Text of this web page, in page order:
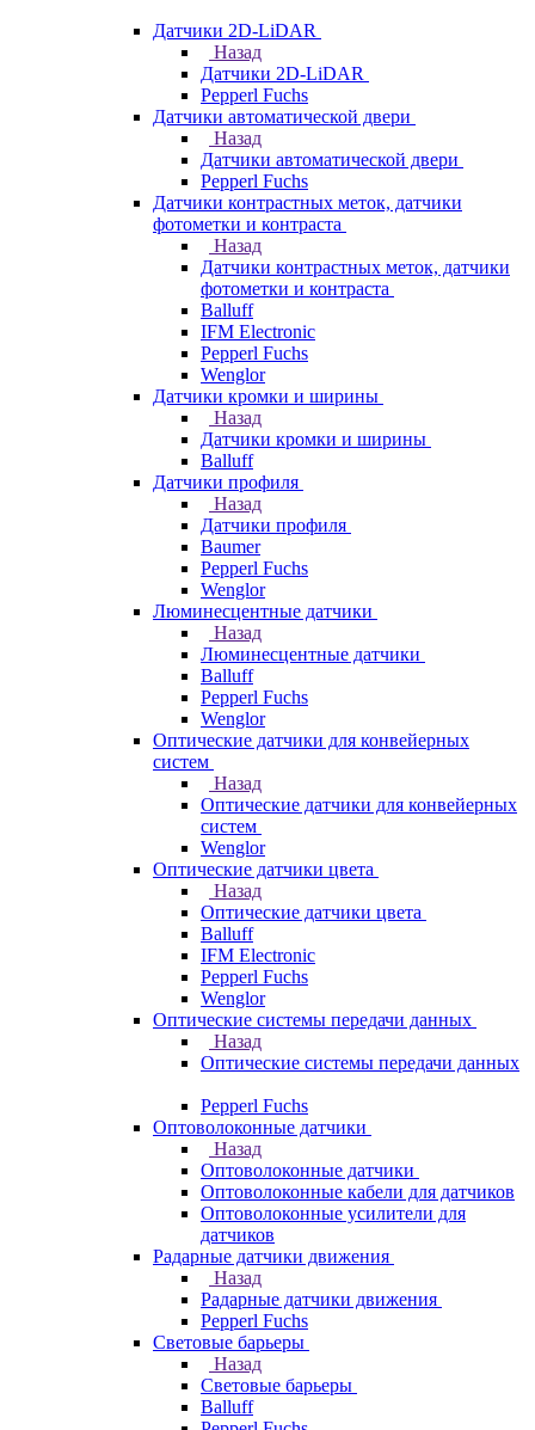
Датчики 2D-LiDAR
Назад
Датчики 2D-LiDAR
Pepperl Fuchs
Датчики автоматической двери
Назад
Датчики автоматической двери
Pepperl Fuchs
Датчики контрастных меток, датчики
фотометки и контраста
Назад
Датчики контрастных меток, датчики
фотометки и контраста
Balluff
IFM Electronic
Pepperl Fuchs
Wenglor
Датчики кромки и ширины
Назад
Датчики кромки и ширины
Balluff
Датчики профиля
Назад
Датчики профиля
Baumer
Pepperl Fuchs
Wenglor
Люминесцентные датчики
Назад
Люминесцентные датчики
Balluff
Pepperl Fuchs
Wenglor
Оптические датчики для конвейерных
систем
Назад
Оптические датчики для конвейерных
систем
Wenglor
Оптические датчики цвета
Назад
Оптические датчики цвета
Balluff
IFM Electronic
Pepperl Fuchs
Wenglor
Оптические системы передачи данных
Назад
Оптические системы передачи данных
Pepperl Fuchs
Оптоволоконные датчики
Назад
Оптоволоконные датчики
Оптоволоконные кабели для датчиков
Оптоволоконные усилители для
датчиков
Радарные датчики движения
Назад
Радарные датчики движения
Pepperl Fuchs
Световые барьеры
Назад
Световые барьеры
Balluff